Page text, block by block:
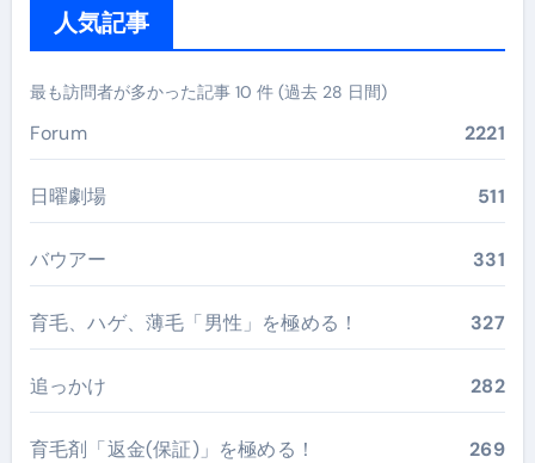
人気記事
最も訪問者が多かった記事 10 件 (過去 28 日間)
Forum 2221
日曜劇場 511
バウアー 331
育毛、ハゲ、薄毛「男性」を極める！ 327
追っかけ 282
育毛剤「返金(保証)」を極める！ 269